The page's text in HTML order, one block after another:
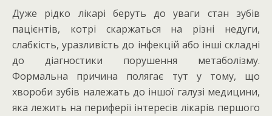
Дуже рідко лікарі беруть до уваги стан зубів
пацієнтів, котрі скаржаться на різні недуги,
слабкість, уразливість до інфекцій або інші складні
до діагностики порушення метаболізму.
Формальна причина полягає тут у тому, що
хвороби зубів належать до іншої галузі медицини,
яка лежить на периферії інтересів лікарів першого